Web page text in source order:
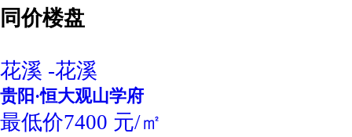
同价楼盘
花溪 -花溪
贵阳·恒大观山学府
最低价7400 元/㎡